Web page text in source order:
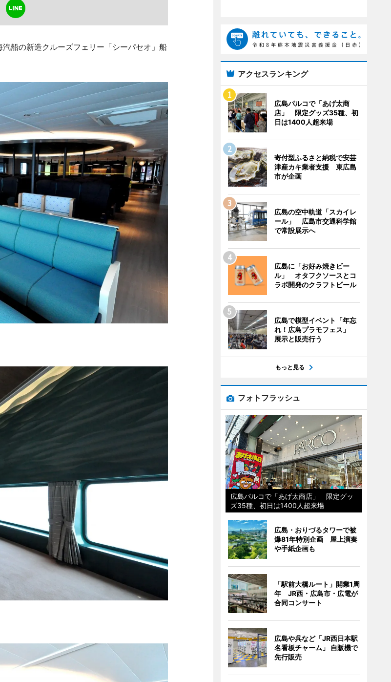
船の新造クルーズフェリー「シーパセオ」船
アクセスランキング
広島パルコで「あげ太商
店」 限定グッズ35種、初
日は1400人超来場
寄付型ふるさと納税で安芸
津産カキ業者支援 東広島
市が企画
広島の空中軌道「スカイレ
ール」 広島市交通科学館
で常設展示へ
広島に「お好み焼きビー
ル」 オタフクソースとコ
ラボ開発のクラフトビール
広島で模型イベント「年忘
れ！広島プラモフェス」
展示と販売行う
もっと見る
フォトフラッシュ
広島パルコで「あげ太商店」 限定グッ
ズ35種、初日は1400人超来場
広島・おりづるタワーで被
爆81年特別企画 屋上演奏
や手紙企画も
「駅前大橋ルート」開業1周
年 JR西・広島市・広電が
合同コンサート
広島や呉など「JR西日本駅
名看板チャーム」 自販機で
先行販売